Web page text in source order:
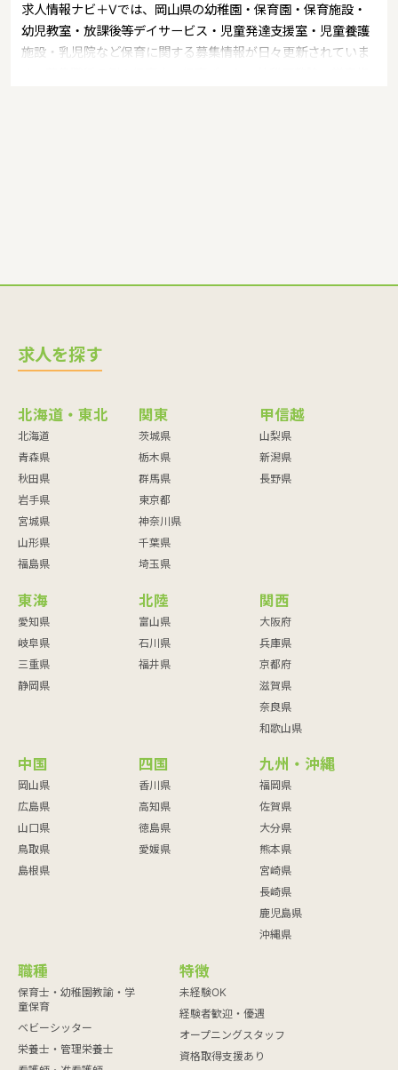
求人情報ナビ＋Vでは、岡山県の幼稚園・保育園・保育施設・
幼児教室・放課後等デイサービス・児童発達支援室・児童養護
施設・乳児院など保育に関する募集情報が日々更新されていま
求人を探す
北海道・東北
北海道
青森県
秋田県
岩手県
宮城県
山形県
福島県
関東
茨城県
栃木県
群馬県
東京都
神奈川県
千葉県
埼玉県
甲信越
山梨県
新潟県
長野県
東海
愛知県
岐阜県
三重県
静岡県
北陸
富山県
石川県
福井県
関西
大阪府
兵庫県
京都府
滋賀県
奈良県
和歌山県
中国
岡山県
広島県
山口県
鳥取県
島根県
四国
香川県
高知県
徳島県
愛媛県
九州・沖縄
福岡県
佐賀県
大分県
熊本県
宮崎県
長崎県
鹿児島県
沖縄県
職種
保育士・幼稚園教諭・学
童保育
ベビーシッター
栄養士・管理栄養士
特徴
未経験OK
経験者歓迎・優遇
オープニングスタッフ
資格取得支援あり